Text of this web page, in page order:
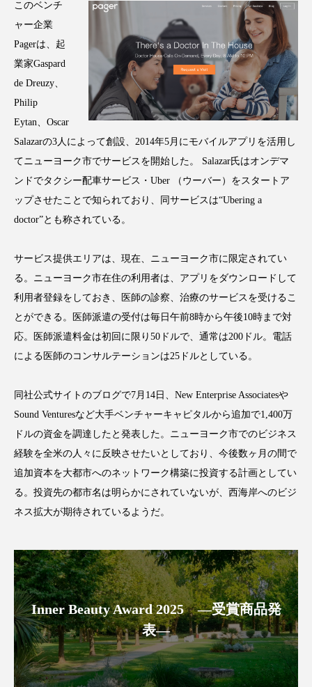
TikTok アスタキサンチン
アスレジャーコスメ アレルギー アロマ
アンチエイジング アンチソリチュード
インタビュー インナービューティー 冷え
インナービューティーアワード2025受賞商品
ウェアラブルデバイス ウェルネス
カウンセラー カウンセリング
クルエルティフリー クレンジング
コグニティブヘルス コスト削減
コルチゾール サステナビリティ
サステナブル美容 サプライチェーン
サロン経営 サロン連略 シャネル
スカルプ クレンジング 頻度 スカルプケア
スキンケア スキンケア 習慣
スキンケアルーティン ストレス スパ
このベンチ
ャー企業
Pagerは、起
業家Gaspard
de Dreuzy、
Philip
Eytan、Oscar
Salazarの3人によって創設、2014年5月にモバイルアプリを活用し
てニューヨーク市でサービスを開始した。 Salazar氏はオンデマ
ンドでタクシー配車サービス・Uber （ウーバー）をスタートア
ップさせたことで知られており、同サービスは“Ubering a
doctor”とも称されている。
サービス提供エリアは、現在、ニューヨーク市に限定されてい
る。ニューヨーク市在住の利用者は、アプリをダウンロードして
利用者登録をしておき、医師の診察、治療のサービスを受けるこ
とができる。医師派遣の受付は毎日午前8時から午後10時まで対
応。医師派遣料金は初回に限り50ドルで、通常は200ドル。電話
による医師のコンサルテーションは25ドルとしている。
同社公式サイトのブログで7月14日、New Enterprise Associatesや
Sound Venturesなど大手ベンチャーキャピタルから追加で1,400万
ドルの資金を調達したと発表した。ニューヨーク市でのビジネス
経験を全米の人々に反映させたいとしており、今後数ヶ月の間で
追加資本を大都市へのネットワーク構築に投資する計画としてい
る。投資先の都市名は明らかにされていないが、西海岸へのビジ
ネス拡大が期待されているようだ。
Inner Beauty Award 2025 ―受賞商品発
表―